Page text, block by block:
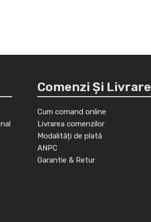
Comenzi Și Livrare
Cum comand online
Livrarea comenzilor
Modalități de plată
ANPC
Garantie & Retur